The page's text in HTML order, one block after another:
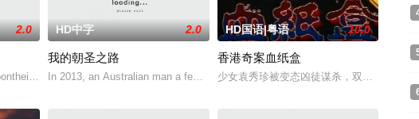
空前孤立；国内经济滑坡，人心不安。时军队内
2.0 HD中字 2.0
我的朝圣之路
In 2013, an Australian man a few months shy of turnin
HD国语|粤语 10.0
香港奇案血纸盒
少女袁秀珍被变态凶徒谋杀，双乳被割下